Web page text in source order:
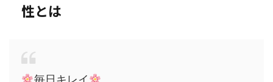
性とは
毎日キレイ